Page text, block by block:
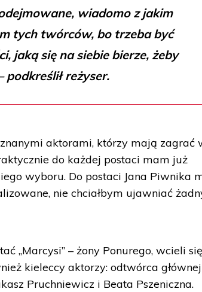
wiadomo z jakim
tych twórców, bo trzeba być
jaką się na siebie bierze, żeby
podkreślił reżyser.
aktorami, którzy mają zagrać
do każdej postaci mam już
wyboru. Do postaci Jana Piwnika
nie chciałbym ujawniać
„Marcysi” – żony Ponurego, wcieli się
kieleccy aktorzy: odtwórca
Pruchniewicz i Beata Pszeniczna.